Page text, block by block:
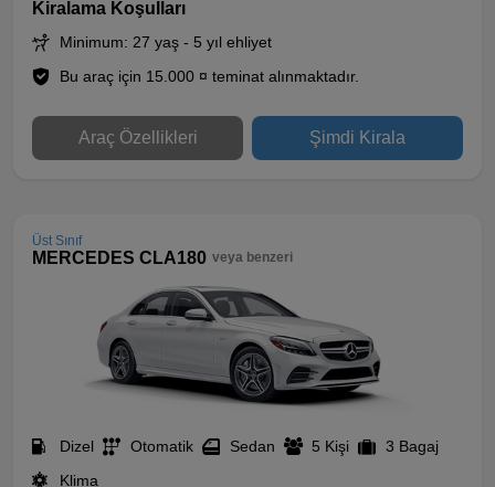
Kiralama Koşulları
Minimum: 27 yaş - 5 yıl ehliyet
Bu araç için 15.000 ¤ teminat alınmaktadır.
Araç Özellikleri Şimdi Kirala
Üst Sınıf
MERCEDES CLA180 veya benzeri
Dizel Otomatik Sedan 5 Kişi
3 Bagaj
Klima